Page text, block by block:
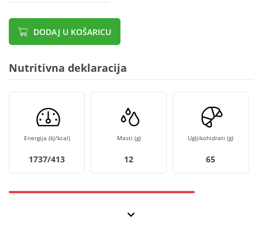
DODAJ U KOŠARICU
Nutritivna deklaracija
Energija (kJ/kcal)
1737/413
Masti (g)
12
Ugljikohidrati (g)
65